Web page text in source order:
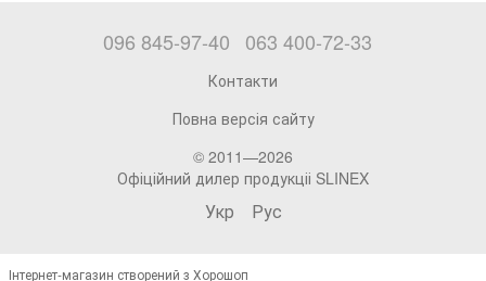
096 845-97-40 063 400-72-33
Контакти
Повна версія сайту
© 2011—2026
Офіційний дилер продукціі SLINEX
Укр Рус
Інтернет-магазин створений з Хорошоп